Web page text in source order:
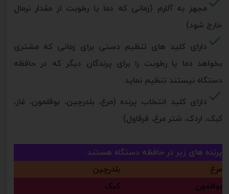
مجهز به آلارم (زمانی که دما یا رطوبت از مقدار نرمال
خارج شود)
دارای کلید های تنظیم دستی برای زمانی که مشتری
بخواهد دما یا رطوبت را برای پرندگان دیگر که در حافظه
دستگاه نیستند تنظیم نماید.
دارای کلید انتخاب پرنده (مرغ، بلدرچین، بوقلمون، غاز،
کبک، اردک، شتر مرغ، قرقاول)
پرنده های زیر در حافظه دستگاه هستند:
مرغ
بلدرچین
بوقلمون
کبک